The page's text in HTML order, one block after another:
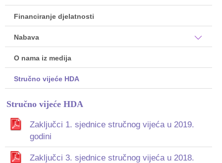
Financiranje djelatnosti
Nabava
O nama iz medija
Stručno vijeće HDA
Stručno vijeće HDA
Zaključci 1. sjednice stručnog vijeća u 2019.
godini
Zaključci 3. sjednice stručnog vijeća u 2018.